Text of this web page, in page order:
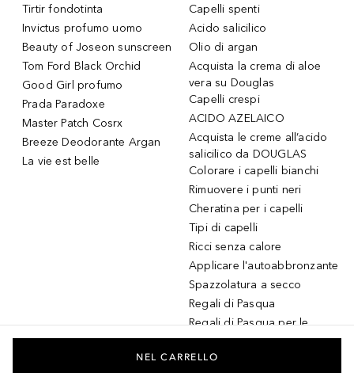
Tirtir fondotinta
Invictus profumo uomo
Beauty of Joseon sunscreen
Tom Ford Black Orchid
Good Girl profumo
Prada Paradoxe
Master Patch Cosrx
Breeze Deodorante Argan
La vie est belle
Capelli spenti
Acido salicilico
Olio di argan
Acquista la crema di aloe
vera su Douglas
Capelli crespi
ACIDO AZELAICO
Acquista le creme all’acido
salicilico da DOUGLAS
Colorare i capelli bianchi
Rimuovere i punti neri
Cheratina per i capelli
Tipi di capelli
Ricci senza calore
Applicare l'autoabbronzante
Spazzolatura a secco
Regali di Pasqua
Regali di Pasqua per le
donne
Regali di Pasqua per gli
NEL CARRELLO